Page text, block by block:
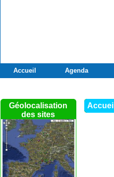
Accueil Agenda
Géolocalisation
des sites
Accueil